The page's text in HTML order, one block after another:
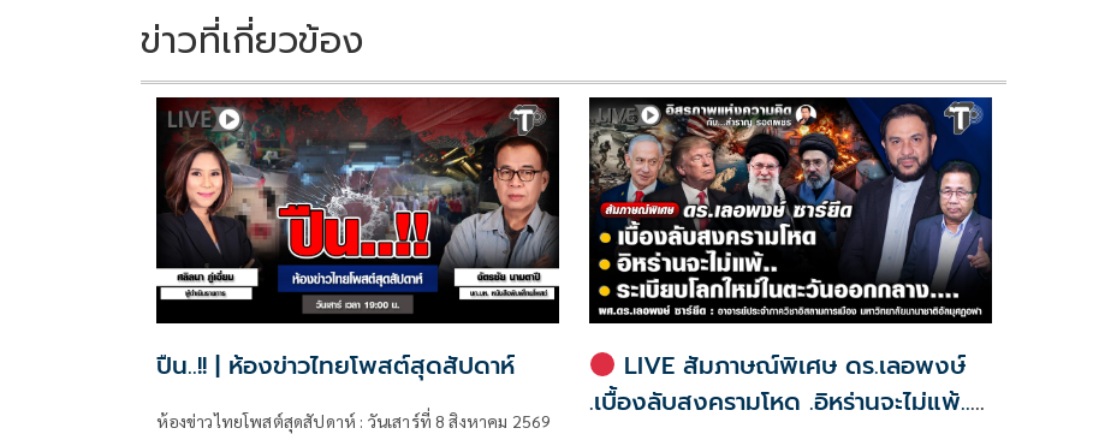
k k
ข่าวที่เกี่ยวข้อง
ปืน..!! | ห้องข่าวไทยโพสต์สุดสัปดาห์
ห้องข่าวไทยโพสต์สุดสัปดาห์ : วันเสาร์ที่ 8 สิงหาคม 2569
LIVE สัมภาษณ์พิเศษ ดร.เลอพงษ์
.เบื้องลับสงครามโหด .อิหร่านจะไม่แพ้..